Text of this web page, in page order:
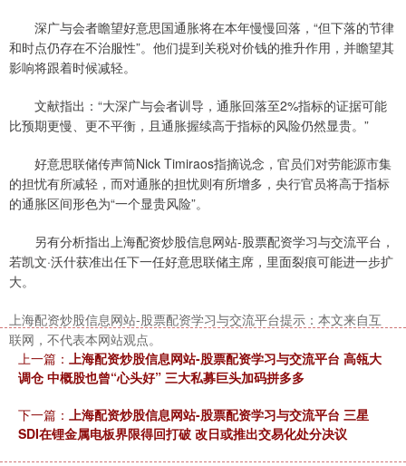
深广与会者瞻望好意思国通胀将在本年慢慢回落，“但下落的节律
和时点仍存在不治服性”。他们提到关税对价钱的推升作用，并瞻望其
影响将跟着时候减轻。
文献指出：“大深广与会者训导，通胀回落至2%指标的证据可能
比预期更慢、更不平衡，且通胀握续高于指标的风险仍然显贵。”
好意思联储传声筒Nick Timiraos指摘说念，官员们对劳能源市集
的担忧有所减轻，而对通胀的担忧则有所增多，央行官员将高于指标
的通胀区间形色为“一个显贵风险”。
另有分析指出上海配资炒股信息网站-股票配资学习与交流平台，
若凯文·沃什获准出任下一任好意思联储主席，里面裂痕可能进一步扩
大。
上海配资炒股信息网站-股票配资学习与交流平台提示：本文来自互
联网，不代表本网站观点。
上一篇： 上海配资炒股信息网站-股票配资学习与交流平台 高瓴大
调仓 中概股也曾“心头好” 三大私募巨头加码拼多多
下一篇： 上海配资炒股信息网站-股票配资学习与交流平台 三星
SDI在锂金属电板界限得回打破 改日或推出交易化处分决议